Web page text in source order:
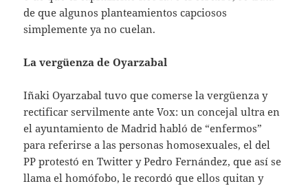
de que algunos planteamientos capciosos
simplemente ya no cuelan.
La vergüenza de Oyarzabal
Iñaki Oyarzabal tuvo que comerse la vergüenza y
rectificar servilmente ante Vox: un concejal ultra en
el ayuntamiento de Madrid habló de “enfermos”
para referirse a las personas homosexuales, el del
PP protestó en Twitter y Pedro Fernández, que así se
llama el homófobo, le recordó que ellos quitan y